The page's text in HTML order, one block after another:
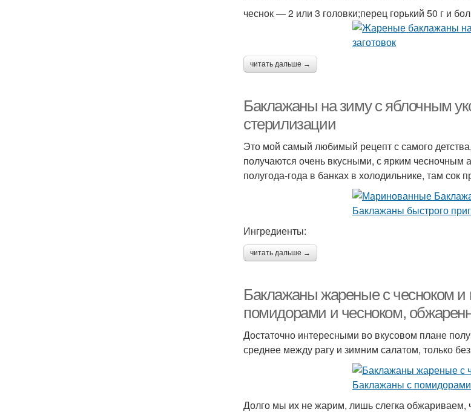
чеснок — 2 или 3 головки;перец горький 50 г и
читать дальше →
Баклажаны на зиму с яблочным
стерилизации
Это мой самый любимый рецепт с самого
получаются очень вкусными, с ярким чесночным
полугода-года в банках в холодильнике, там сок
Ингредиенты:
читать дальше →
Баклажаны жареные с чесноком
помидорами и чесноком,
Достаточно интересными во вкусовом плане
среднее между рагу и зимним салатом, только
Долго мы их не жарим, лишь слегка обжариваем,